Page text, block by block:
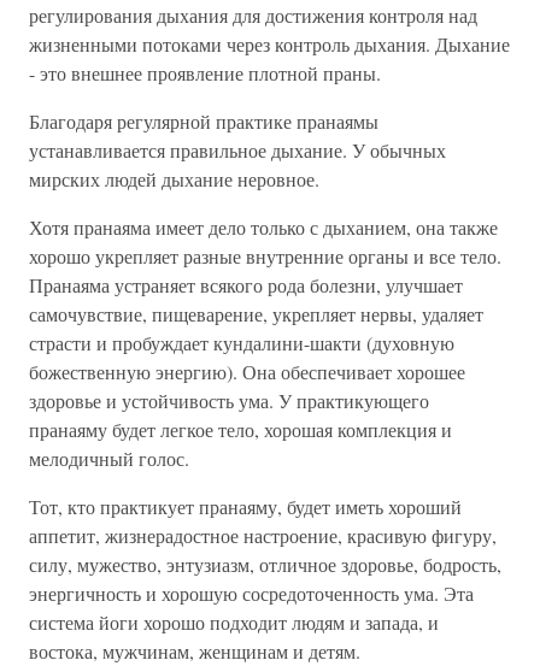
регулирования дыхания для достижения контроля над
жизненными потоками через контроль дыхания. Дыхание
- это внешнее проявление плотной праны.
Благодаря регулярной практике пранаямы
устанавливается правильное дыхание. У обычных
мирских людей дыхание неровное.
Хотя пранаяма имеет дело только с дыханием, она также
хорошо укрепляет разные внутренние органы и все тело.
Пранаяма устраняет всякого рода болезни, улучшает
самочувствие, пищеварение, укрепляет нервы, удаляет
страсти и пробуждает кундалини-шакти (духовную
божественную энергию). Она обеспечивает хорошее
здоровье и устойчивость ума. У практикующего
пранаяму будет легкое тело, хорошая комплекция и
мелодичный голос.
Тот, кто практикует пранаяму, будет иметь хороший
аппетит, жизнерадостное настроение, красивую фигуру,
силу, мужество, энтузиазм, отличное здоровье, бодрость,
энергичность и хорошую сосредоточенность ума. Эта
система йоги хорошо подходит людям и запада, и
востока, мужчинам, женщинам и детям.